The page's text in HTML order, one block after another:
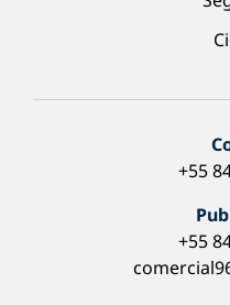
+55
+55